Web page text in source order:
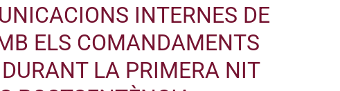
INTERNES DE
ELS COMANDAMENTS
LA PRIMERA NIT